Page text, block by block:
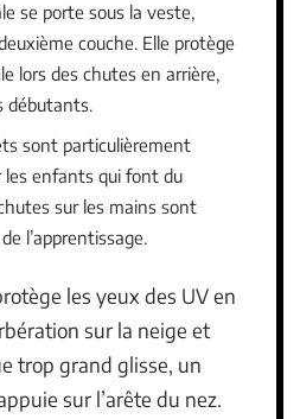
se porte sous la veste,
couche. Elle protège
lors des chutes en arrière,
débutants.
sont particulièrement
les enfants qui font du
sur les mains sont
l’apprentissage.
les yeux des UV en
sur la neige et
trop grand glisse, un
sur l’arête du nez.